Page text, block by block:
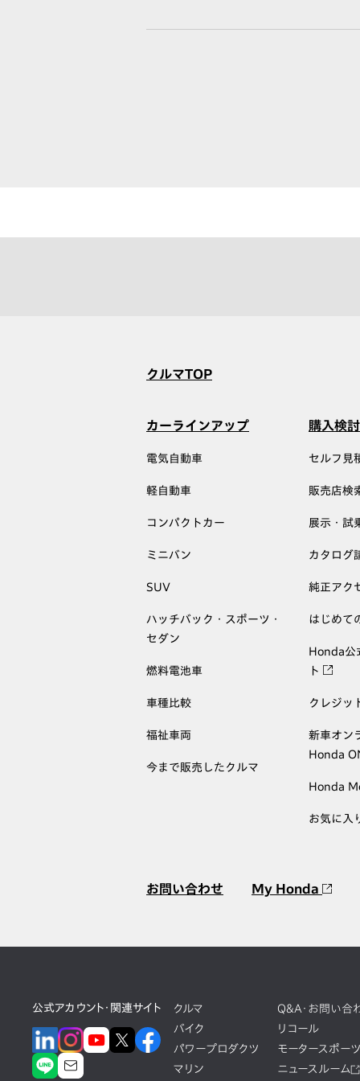
クルマTOP
カーラインアップ
電気自動車
軽自動車
コンパクトカー
ミニバン
SUV
ハッチバック・スポーツ・
セダン
燃料電池車
車種比較
福祉車両
今まで販売したクルマ
購入検
セルフ見
販売店検
展示・試
カタログ
純正アク
はじめて
Honda公
ト
クレジッ
新車オン
Honda
Honda
お気に入
お問い合わせ My Honda
公式アカウント・関連サイト
クルマ
バイク
パワープロダクツ
マリン
Q&A・お問い合
リコール
モータースポーツ
ニュースルーム